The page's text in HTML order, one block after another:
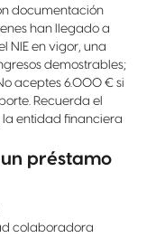
documentación
han llegado a
NIE en vigor, una
demostrables;
aceptes 6.000 € si
Recuerda el
entidad financiera
préstamo
colaboradora